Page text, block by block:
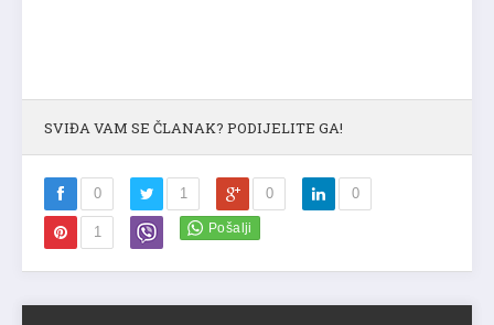
SVIĐA VAM SE ČLANAK? PODIJELITE GA!
0 1 0 0
1